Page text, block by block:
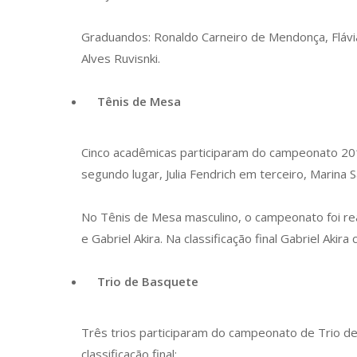
Graduandos: Ronaldo Carneiro de Mendonça,
Alves Ruvisnki.
Tênis de Mesa
Cinco acadêmicas participaram do campeonato
segundo lugar, Julia Fendrich em terceiro, Marina
No Tênis de Mesa masculino, o campeonato foi
e Gabriel Akira. Na classificação final Gabriel
Trio de Basquete
Três trios participaram do campeonato de Trio
classificação final: